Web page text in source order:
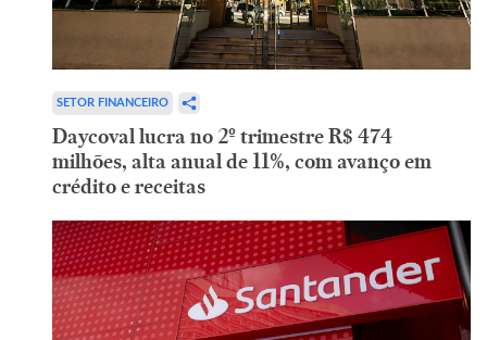
SETOR FINANCEIRO
Daycoval lucra no 2º trimestre R$ 474
milhões, alta anual de 11%, com avanço em
crédito e receitas